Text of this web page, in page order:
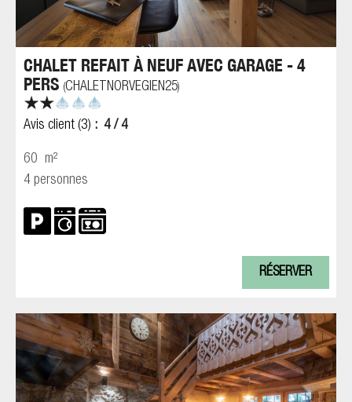
CHALET REFAIT À NEUF AVEC GARAGE - 4
PERS (CHALETNORVEGIEN25)
Avis client (3) 4 / 4
60 m²
4 personnes
RÉSERVER